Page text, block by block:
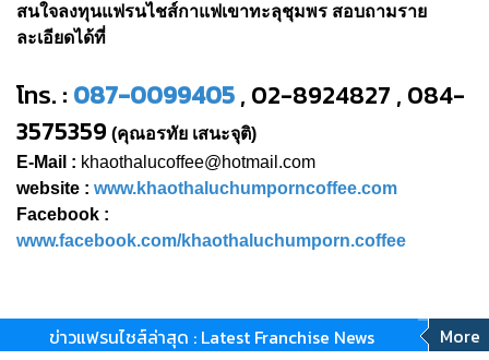
สนใจลงทุนแฟรนไชส์กาแฟเขาทะลุชุมพร สอบถามราย
ละเอียดได้ที่
โทร. : 087-0099405, 02-8924827 , 084-
3575359 (คุณอรทัย เสนะจุติ)
E-Mail : khaothalucoffee@hotmail.com
website : www.khaothaluchumporncoffee.com
Facebook :
www.facebook.com/khaothaluchumporn.coffee
ข่าวแฟรนไชส์ล่าสุด : Latest Franchise News More